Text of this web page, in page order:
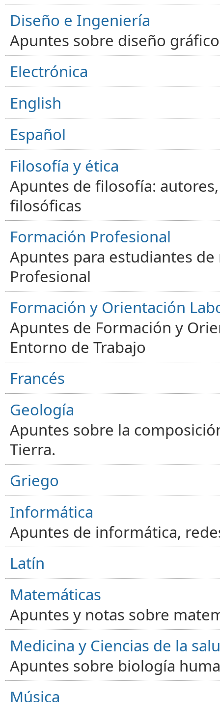
Diseño e Ingeniería
Apuntes sobre diseño
Electrónica
English
Español
Filosofía y ética
Apuntes de filosofía:
filosóficas
Formación Profesional
Apuntes para estudiantes
Profesional
Formación y Orientación
Apuntes de Formación y
Entorno de Trabajo
Francés
Geología
Apuntes sobre la
Tierra.
Griego
Informática
Apuntes de informática,
Latín
Matemáticas
Apuntes y notas sobre
Medicina y Ciencias de la
Apuntes sobre biología
Música